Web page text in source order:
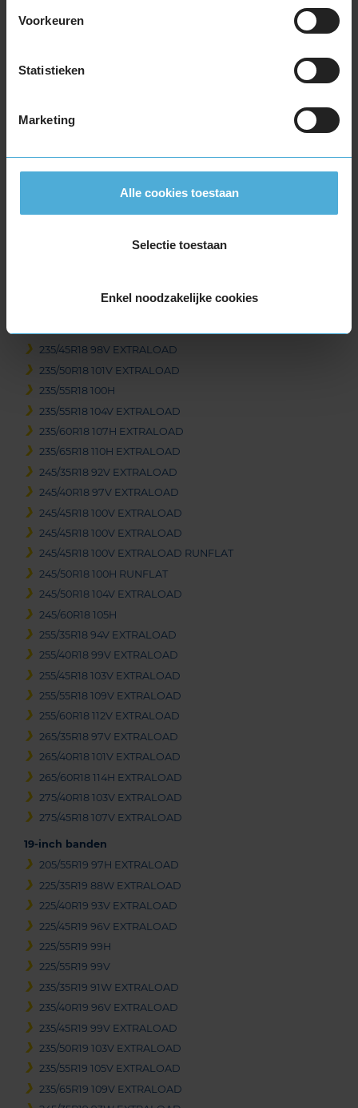
Voorkeuren
Statistieken
Marketing
Alle cookies toestaan
Selectie toestaan
Enkel noodzakelijke cookies
205/40R18 86V EXTRALOAD
215/45R18 93V EXTRALOAD
225/40R18 92V EXTRALOAD
225/45R18 95V EXTRALOAD RUNFLAT
225/55R18 102V EXTRALOAD
235/45R18 98V EXTRALOAD
235/50R18 101V EXTRALOAD
235/55R18 100H
235/55R18 104V EXTRALOAD
235/60R18 107H EXTRALOAD
235/65R18 110H EXTRALOAD
245/35R18 92V EXTRALOAD
245/40R18 97V EXTRALOAD
245/45R18 100V EXTRALOAD
245/45R18 100V EXTRALOAD
245/45R18 100V EXTRALOAD RUNFLAT
245/50R18 100H RUNFLAT
245/50R18 104V EXTRALOAD
245/60R18 105H
255/35R18 94V EXTRALOAD
255/40R18 99V EXTRALOAD
255/45R18 103V EXTRALOAD
255/55R18 109V EXTRALOAD
255/60R18 112V EXTRALOAD
265/35R18 97V EXTRALOAD
265/40R18 101V EXTRALOAD
265/60R18 114H EXTRALOAD
275/40R18 103V EXTRALOAD
275/45R18 107V EXTRALOAD
19-inch banden
205/55R19 97H EXTRALOAD
225/35R19 88W EXTRALOAD
225/40R19 93V EXTRALOAD
225/45R19 96V EXTRALOAD
225/55R19 99H
225/55R19 99V
235/35R19 91W EXTRALOAD
235/40R19 96V EXTRALOAD
235/45R19 99V EXTRALOAD
235/50R19 103V EXTRALOAD
235/55R19 105V EXTRALOAD
235/65R19 109V EXTRALOAD